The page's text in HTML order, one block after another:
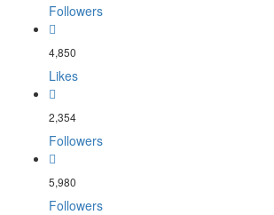
Followers
4,850
Likes
2,354
Followers
5,980
Followers